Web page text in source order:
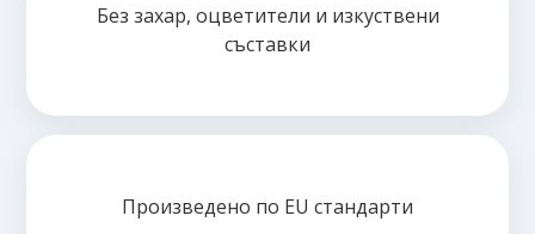
Без захар, оцветители и изкуствени
съставки
Произведено по EU стандарти